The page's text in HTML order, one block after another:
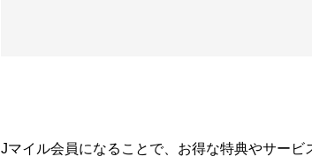
Jマイル会員になることで、お得な特典やサービ